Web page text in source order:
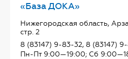
«База ДОКА»
Нижегородская область,
стр. 2
8 (83147) 9-83-32, 8 (83147)
Пн-Пт 9:00—19:00; Сб